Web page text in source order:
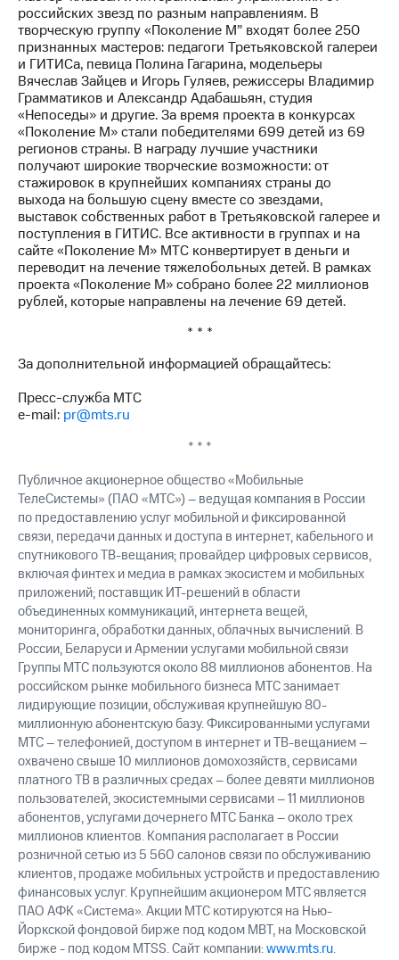
российских звезд по разным направлениям. В
творческую группу «Поколение М” входят более 250
признанных мастеров: педагоги Третьяковской галереи
и ГИТИСа, певица Полина Гагарина, модельеры
Вячеслав Зайцев и Игорь Гуляев, режиссеры Владимир
Грамматиков и Александр Адабашьян, студия
«Непоседы» и другие. За время проекта в конкурсах
«Поколение М» стали победителями 699 детей из 69
регионов страны. В награду лучшие участники
получают широкие творческие возможности: от
стажировок в крупнейших компаниях страны до
выхода на большую сцену вместе со звездами,
выставок собственных работ в Третьяковской галерее и
поступления в ГИТИС. Все активности в группах и на
сайте «Поколение М» МТС конвертирует в деньги и
переводит на лечение тяжелобольных детей. В рамках
проекта «Поколение М» собрано более 22 миллионов
рублей, которые направлены на лечение 69 детей.
* * *
За дополнительной информацией обращайтесь:
Пресс-служба МТС
e-mail: pr@mts.ru
* * *
Публичное акционерное общество «Мобильные
ТелеСистемы» (ПАО «МТС») – ведущая компания в России
по предоставлению услуг мобильной и фиксированной
связи, передачи данных и доступа в интернет, кабельного и
спутникового ТВ-вещания; провайдер цифровых сервисов,
включая финтех и медиа в рамках экосистем и мобильных
приложений; поставщик ИТ-решений в области
объединенных коммуникаций, интернета вещей,
мониторинга, обработки данных, облачных вычислений. В
России, Беларуси и Армении услугами мобильной связи
Группы МТС пользуются около 88 миллионов абонентов. На
российском рынке мобильного бизнеса МТС занимает
лидирующие позиции, обслуживая крупнейшую 80-
миллионную абонентскую базу. Фиксированными услугами
МТС – телефонией, доступом в интернет и ТВ-вещанием –
охвачено свыше 10 миллионов домохозяйств, сервисами
платного ТВ в различных средах – более девяти миллионов
пользователей, экосистемными сервисами – 11 миллионов
абонентов, услугами дочернего МТС Банка – около трех
миллионов клиентов. Компания располагает в России
розничной сетью из 5 560 салонов связи по обслуживанию
клиентов, продаже мобильных устройств и предоставлению
финансовых услуг. Крупнейшим акционером МТС является
ПАО АФК «Система». Акции МТС котируются на Нью-
Йоркской фондовой бирже под кодом MBT, на Московской
бирже - под кодом MTSS. Сайт компании:www.mts.ru.